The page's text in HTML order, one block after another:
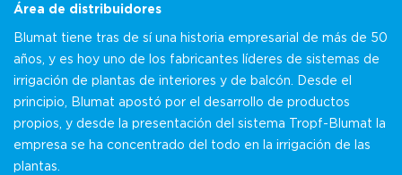
Área de distribuidores
Blumat tiene tras de sí una historia empresarial de más de 50
años, y es hoy uno de los fabricantes líderes de sistemas de
irrigación de plantas de interiores y de balcón. Desde el
principio, Blumat apostó por el desarrollo de productos
propios, y desde la presentación del sistema Tropf-Blumat la
empresa se ha concentrado del todo en la irrigación de las
plantas.